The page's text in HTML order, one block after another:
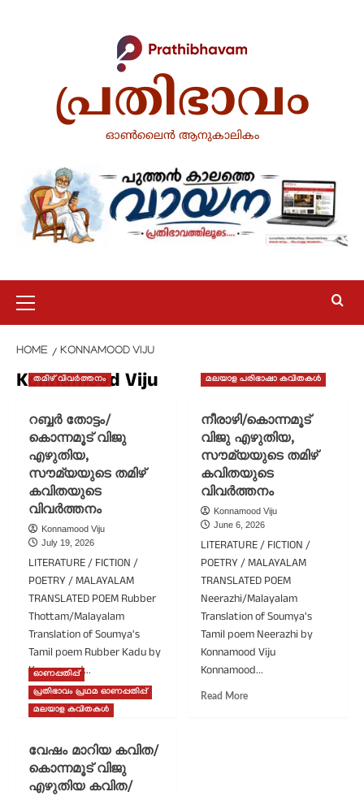
പ്രതിഭാവം
ഓൺലൈൻ ആനുകാലികം
Menu
HOME KONNAMOOD VIJU
Konnamood Viju
തമിഴ് വിവർത്തനം
റബ്ബർ തോട്ടം/
കൊന്നമൂട് വിജു
എഴുതിയ,
സൗമ്യയുടെ തമിഴ്
കവിതയുടെ
വിവർത്തനം
Konnamood Viju
July 19, 2026
LITERATURE / FICTION /
POETRY / MALAYALAM
TRANSLATED POEM Rubber
Thottam/Malayalam
Translation of Soumya's
Tamil poem Rubber Kadu by
Konnamood...
Read More Read
more
തോട്ടം/
കൊന്നമൂട്
വിജു
മലയാള പരിഭാഷാ കവിതകൾ
നീരാഴി/കൊന്നമൂട്
വിജു എഴുതിയ,
സൗമ്യയുടെ തമിഴ്
കവിതയുടെ
വിവർത്തനം
Konnamood Viju
June 6, 2026
LITERATURE / FICTION /
POETRY / MALAYALAM
TRANSLATED POEM
Neerazhi/Malayalam
Translation of Soumya's
Tamil poem Neerazhi by
Konnamood Viju
Konnamood...
Read MoreRead
ഓണപ്പതിപ്പ്
പ്രതിഭാവം പ്രഥമ ഓണപ്പതിപ്പ്
മലയാള കവിതകൾ
വേഷം മാറിയ കവിത/
കൊന്നമൂട് വിജു
എഴുതിയ കവിത/